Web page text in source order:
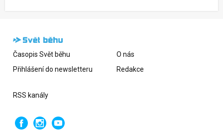
Časopis Svět běhu
Přihlášení do newsletteru
O nás
Redakce
RSS kanály